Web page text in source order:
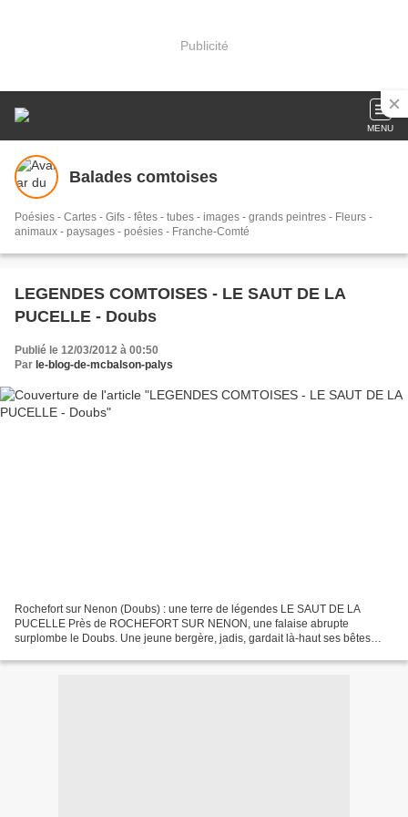
Publicité
MENU
Balades comtoises
Poésies - Cartes - Gifs - fêtes - tubes - images - grands peintres - Fleurs -
animaux - paysages - poésies - Franche-Comté
LEGENDES COMTOISES - LE SAUT DE LA
PUCELLE - Doubs
Publié le 12/03/2012 à 00:50
Par le-blog-de-mcbalson-palys
Rochefort sur Nenon (Doubs) : une terre de légendes LE SAUT DE LA
PUCELLE Près de ROCHEFORT SUR NENON, une falaise abrupte
surplombe le Doubs. Une jeune bergère, jadis, gardait là-haut ses bêtes